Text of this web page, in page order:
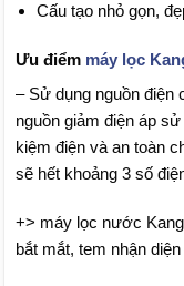
Cấu tạo nhỏ gọn,
Ưu điểm máy lọc
– Sử dụng nguồn điện
nguồn giảm điện áp
kiệm điện và an toàn
sẽ hết khoảng 3 số
+> máy lọc nước
bắt mắt, tem nhận